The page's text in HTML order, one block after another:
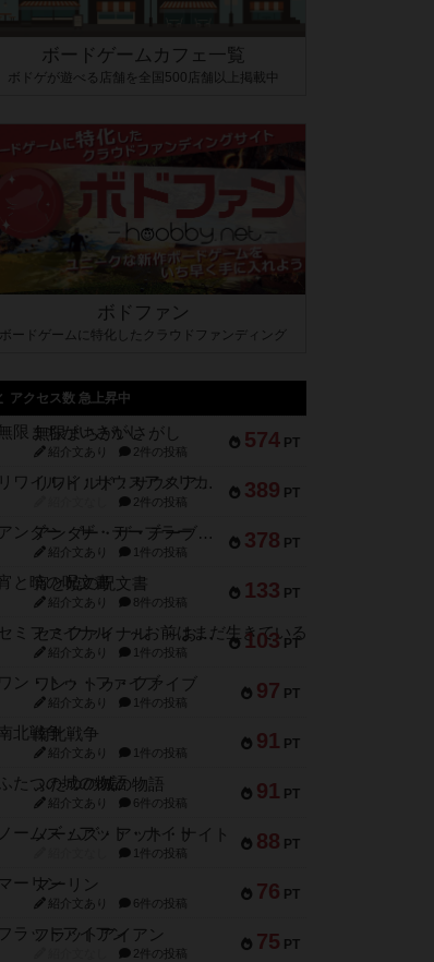
ボードゲームカフェ一覧
ボドゲが遊べる店舗を全国500店舗以上掲載中
ボドファン
ボードゲームに特化したクラウドファンディング
アクセス数 急上昇中
574 PT
無限まちがいさがし
紹介文あり 2件の投稿
389 PT
リワイルド：サウスアメリカ
2件の投稿
378 PT
アンダー・ザ・テーブラー
紹介文あり 1件の投稿
133 PT
宵と暁の呪文書
紹介文あり 8件の投稿
103 PT
セミファイナル ～お前はまだ生きている～
紹介文あり 1件の投稿
97 PT
ワン・トゥ・ファイブ
紹介文あり 1件の投稿
91 PT
南北戦争
紹介文あり 1件の投稿
91 PT
ふたつの城の物語
紹介文あり 6件の投稿
88 PT
ノームズ・アット・ナイト
1件の投稿
76 PT
マーリン
紹介文あり 6件の投稿
75 PT
フラットアイアン
2件の投稿